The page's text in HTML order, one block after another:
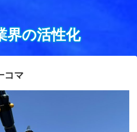
界の活性化
コマ